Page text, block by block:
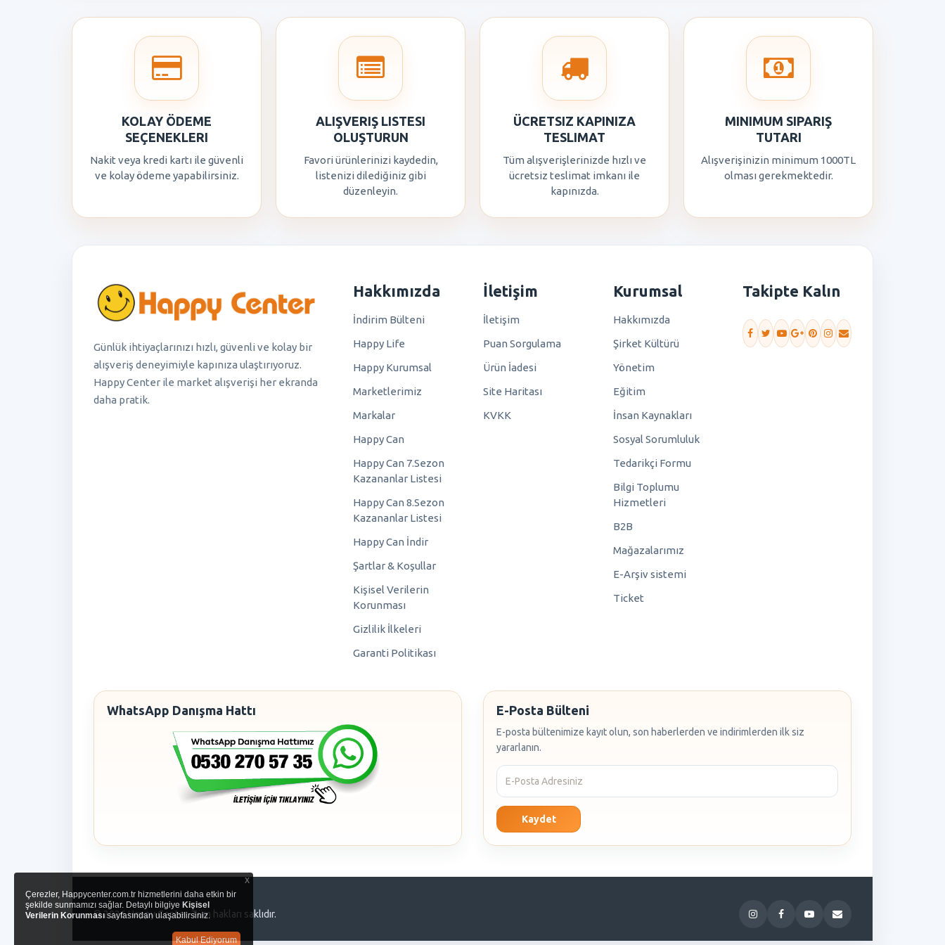
KOLAY ÖDEME
SEÇENEKLERI
Nakit veya kredi kartı ile güvenli
ve kolay ödeme yapabilirsiniz.
ALIŞVERIŞ LISTESI
OLUŞTURUN
Favori ürünlerinizi kaydedin,
listenizi dilediğiniz gibi
düzenleyin.
ÜCRETSIZ KAPINIZA
TESLIMAT
Tüm alışverişlerinizde hızlı ve
ücretsiz teslimat imkanı ile
kapınızda.
MINIMUM SIPARIŞ
TUTARI
Alışverişinizin minimum 1000TL
olması gerekmektedir.
Günlük ihtiyaçlarınızı hızlı, güvenli ve kolay bir
alışveriş deneyimiyle kapınıza ulaştırıyoruz.
Happy Center ile market alışverişi her ekranda
daha pratik.
Hakkımızda
İndirim Bülteni
Happy Life
Happy Kurumsal
Marketlerimiz
Markalar
Happy Can
Happy Can 7.Sezon
Kazananlar Listesi
Happy Can 8.Sezon
Kazananlar Listesi
Happy Can İndir
Şartlar & Koşullar
Kişisel Verilerin
Korunması
Gizlilik İlkeleri
Garanti Politikası
İletişim
İletişim
Puan Sorgulama
Ürün İadesi
Site Haritası
KVKK
Kurumsal
Hakkımızda
Şirket Kültürü
Yönetim
Eğitim
İnsan Kaynakları
Sosyal Sorumluluk
Tedarikçi Formu
Bilgi Toplumu
Hizmetleri
B2B
Mağazalarımız
E-Arşiv sistemi
Ticket
Takipte Kalın
WhatsApp Danışma Hattı E-Posta Bülteni
E-posta bültenimize kayıt olun, son haberlerden ve indirimlerden ilk siz
yararlanın.
Kaydet
© 2026 Happy Center. Tüm hakları saklıdır.
x
Çerezler, Happycenter.com.tr hizmetlerini daha etkin bir
şekilde sunmamızı sağlar. Detaylı bilgiye Kişisel
Verilerin Korunmasısayfasından ulaşabilirsiniz.
Kabul Ediyorum